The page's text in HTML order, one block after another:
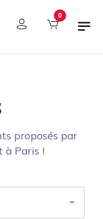
0
proposés par
à Paris !